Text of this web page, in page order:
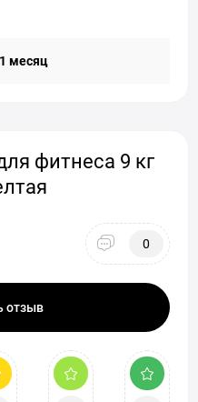
1 месяц
фитнеса 9 кг
0
отзыв